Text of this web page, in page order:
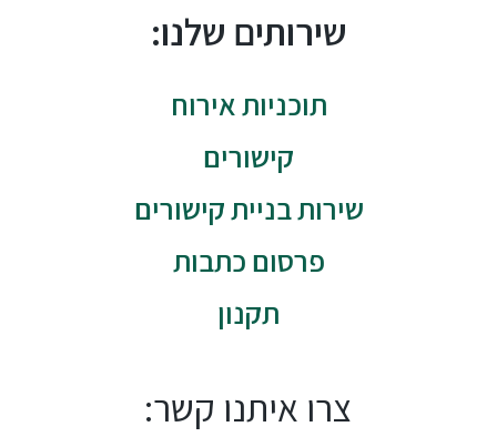
שירותים שלנו:
תוכניות אירוח
קישורים
שירות בניית קישורים
פרסום כתבות
תקנון
צרו איתנו קשר: